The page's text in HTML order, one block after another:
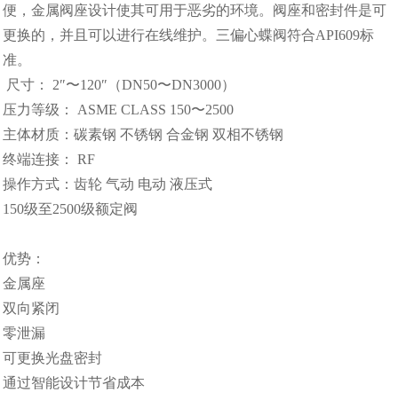
便，金属阀座设计使其可用于恶劣的环境。阀座和密封件是可
更换的，并且可以进行在线维护。三偏心蝶阀符合API609标
准。
尺寸： 2″〜120″（DN50〜DN3000）
压力等级： ASME CLASS 150〜2500
主体材质：碳素钢 不锈钢 合金钢 双相不锈钢
终端连接： RF
操作方式：齿轮 气动 电动 液压式
150级至2500级额定阀
优势：
金属座
双向紧闭
零泄漏
可更换光盘密封
通过智能设计节省成本